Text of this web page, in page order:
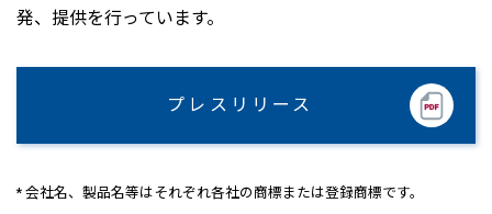
発、提供を行っています。
プレスリリース
* 会社名、製品名等はそれぞれ各社の商標または登録商標です。